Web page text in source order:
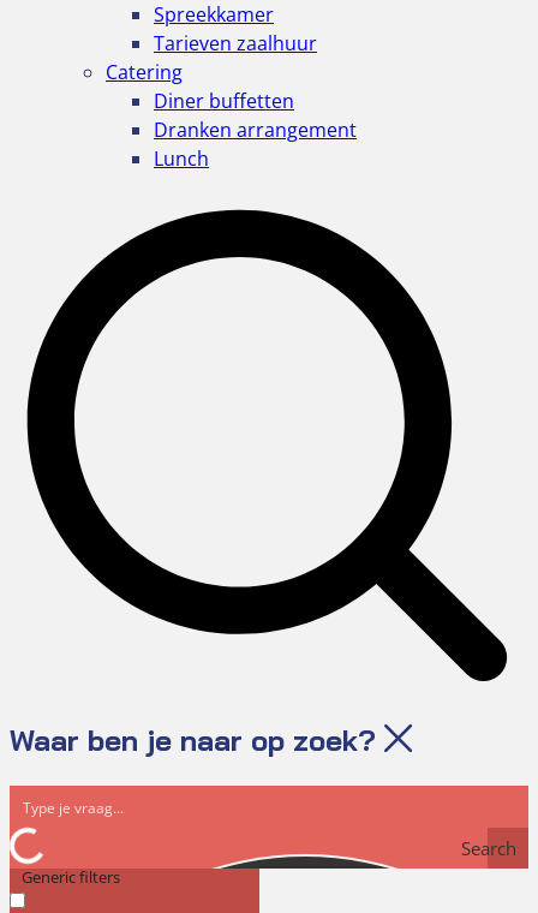
Spreekkamer
Tarieven zaalhuur
Catering
Diner buffetten
Dranken arrangement
Lunch
Waar ben je naar op zoek?
Search
Generic filters